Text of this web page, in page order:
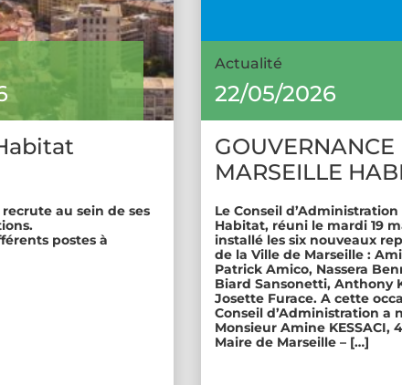
au sein de ses
postes à
Actualité
22/05/2026
GOUVERNANCE
MARSEILLE
Le Conseil
Habitat, réuni le mardi 19
installé les six nouveaux
de la Ville de Marseille :
Patrick Amico, Nassera
Biard Sansonetti, Anthony
Josette Furace. A cette
Conseil d’Administration a
Monsieur Amine KESSACI,
Maire de Marseille – […]